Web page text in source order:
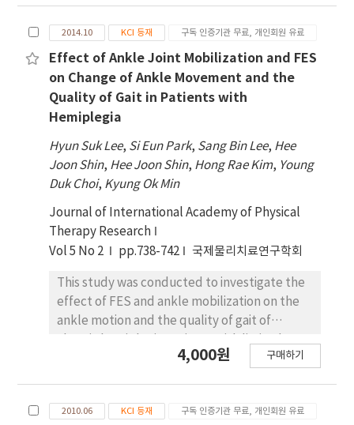
with different ratios (RC ratio) of 3:7 (RC 30),
5:5 (RC 50) and 7:3 (RC 70). Nutrient
utilizations of dry matter, crude fat and NDF
were not affected by neither RC ratio nor
dietary quercetin (p>0.05), but the rate of
RC 70 group regardless of quercetin
supplementation (p<0.05). In addition, higher
RC ratio increased (p<0.05) N retention and N
retention rate. Total VFA, acetic acid,
propionic acid, iso-butyric acid, butyric acid,
iso-valeric acid and valeric acid contents were
Meanwhile, lower total cholesterol level
exhibited in animals in RC 70 group compared
to RC 30 or 50 groups, unrelated to dietary
quercetin (p<0.05), however other plasma
parameters were not influenced (p>0.05) by
quercetin may not directly affect the
2014.10 KCI 등재 구독 인증기관 무료, 개인회원 유료
Effect of Ankle Joint Mobilization and FES
on Change of Ankle Movement and the
Quality of Gait in Patients with
Hemiplegia
Hyun Suk Lee, Si Eun Park, Sang Bin Lee, Hee
Joon Shin, Hee Joon Shin, Hong Rae Kim, Young
Duk Choi, Kyung Ok Min
Journal of International Academy of Physical
Therapy Research
Vol 5 No 2
pp.738-742 국제물리치료연구학회
This study was conducted to investigate the
effect of FES and ankle mobilization on the
ankle motion and the quality of gait of
ankle joint motions. As research subjects, 24
were selected. Then, 8 subjects received
4,000원 구매하기
2010.06 KCI 등재 구독 인증기관 무료, 개인회원 유료